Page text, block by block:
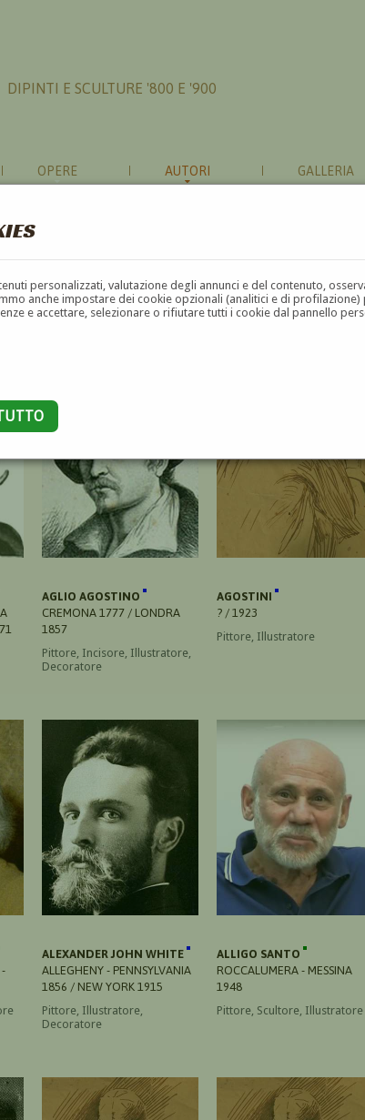
personalizzati, valutazione degli annunci e del contenuto,
anche impostare dei cookie opzionali (analitici e di
e accettare, selezionare o rifiutare tutti i cookie dal pannello
DIPINTI E SCULTURE '800 E '900
OPERE AUTORI GALLERIA
G H I J K L M N O P Q R S
AGLIO AGOSTINO
CREMONA 1777 / LONDRA
1857
Pittore, Incisore, Illustratore,
Decoratore
AGOSTINI
? / 1923
Pittore, Illustratore
ALEXANDER JOHN WHITE
ALLEGHENY - PENNSYLVANIA
1856 / NEW YORK 1915
Pittore, Illustratore,
Decoratore
ALLIGO SANTO
ROCCALUMERA - MESSINA
1948
Pittore, Scultore, Illustratore